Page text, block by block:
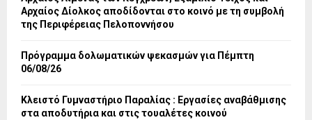
Aρχαίος Δίολκος αποδίδονται στο κοινό με τη συμβολή
της Περιφέρειας Πελοποννήσου
Πρόγραμμα δολωματικών ψεκασμών για Πέμπτη
06/08/26
Κλειστό Γυμναστήριο Παραλίας : Εργασίες αναβάθμισης
στα αποδυτήρια και στις τουαλέτες κοινού